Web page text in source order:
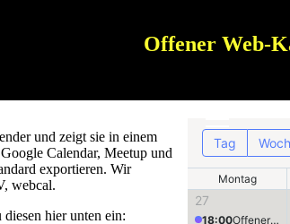
Offener Web-
und zeigt sie in einem
Calendar, Meetup und
exportieren. Wir
webcal.
hier unten ein: